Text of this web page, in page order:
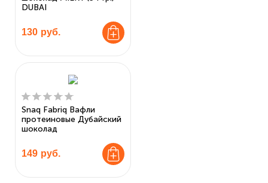
DUBAI
130 руб.
Snaq Fabriq Вафли
протеиновые Дубайский
шоколад
149 руб.